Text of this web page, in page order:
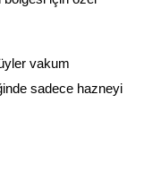
vakum
sadece hazneyi